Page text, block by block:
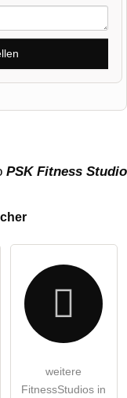
PSK Fitness Studio
weitere
FitnessStudios in